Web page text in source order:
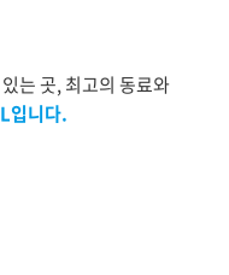
는 곳, 최고의 동료와
입니다.